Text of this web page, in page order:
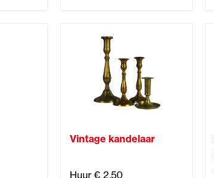
Vintage kandelaar
Huur € 2,50